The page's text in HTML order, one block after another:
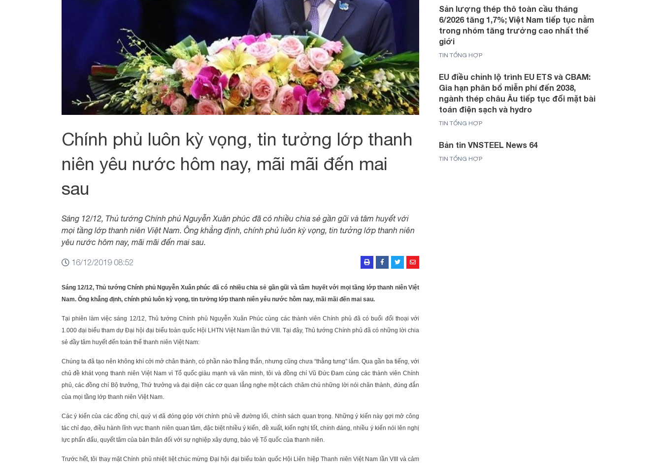
Chính phủ luôn kỳ vọng, tin tưởng lớp thanh
niên yêu nước hôm nay, mãi mãi đến mai
sau
Sáng 12/12, Thủ tướng Chính phủ Nguyễn Xuân phúc đã có nhiều chia sẻ gần gũi và tâm huyết với
mọi tầng lớp thanh niên Việt Nam. Ông khẳng định, chính phủ luôn kỳ vọng, tin tưởng lớp thanh niên
yêu nước hôm nay, mãi mãi đến mai sau.
16/12/2019 08:52
Sáng 12/12, Thủ tướng Chính phủ Nguyễn Xuân phúc đã có nhiều chia sẻ gần gũi và tâm huyết với mọi tầng lớp thanh niên Việt
Nam. Ông khẳng định, chính phủ luôn kỳ vọng, tin tưởng lớp thanh niên yêu nước hôm nay, mãi mãi đến mai sau.
Tại phiên làm việc sáng 12/12, Thủ tướng Chính phủ Nguyễn Xuân Phúc cùng các thành viên Chính phủ đã có buổi đối thoại với
1.000 đại biểu tham dự Đại hội đại biểu toàn quốc Hội LHTN Việt Nam lần thứ VIII. Tại đây, Thủ tướng Chính phủ đã có những lời chia
sẻ đầy tâm huyết đến toàn thể thanh niên Việt Nam:
Chúng ta đã tạo nên không khí cởi mở chân thành, có phần nào thẳng thắn, nhưng cũng chưa “thẳng tưng” lắm. Qua gần ba tiếng, với
chủ đề khát vọng thanh niên Việt Nam vì Tổ quốc giàu mạnh và văn minh, tôi và đồng chí Vũ Đức Đam cùng các thành viên Chính
phủ, các đồng chí Bộ trưởng, Thứ trưởng và đại diện các cơ quan lắng nghe một cách chăm chú những lời nói chân thành, đúng đắn
của mọi tầng lớp thanh niên Việt Nam.
Các ý kiến của các đồng chí, quý vị đã đóng góp với chính phủ về đường lối, chính sách quan trọng. Những ý kiến này gợi mở công
tác chỉ đạo, điều hành lĩnh vực thanh niên quan tâm, đặc biệt nhiều ý kiến, đề xuất, kiến nghị tốt, chính đáng, nhiều ý kiến nói lên nghị
lực phấn đấu, quyết tâm của bản thân đối với sự nghiệp xây dựng, bảo vệ Tổ quốc của thanh niên.
Trước hết, tôi thay mặt Chính phủ nhiệt liệt chúc mừng Đại hội đại biểu toàn quốc Hội Liên hiệp Thanh niên Việt Nam lần VIII và cảm
Sản lượng thép thô toàn cầu tháng
6/2026 tăng 1,7%; Việt Nam tiếp tục nằm
trong nhóm tăng trưởng cao nhất thế
giới
TIN TỔNG HỢP
EU điều chỉnh lộ trình EU ETS và CBAM:
Gia hạn phân bổ miễn phí đến 2038,
ngành thép châu Âu tiếp tục đối mặt bài
toán điện sạch và hydro
TIN TỔNG HỢP
Bản tin VNSTEEL News 64
TIN TỔNG HỢP